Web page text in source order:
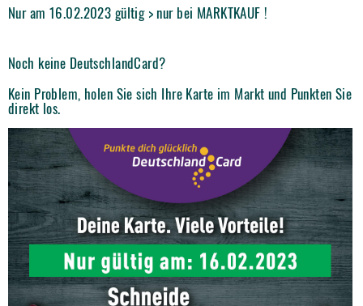
Nur am 16.02.2023 gültig > nur bei MARKTKAUF !
Noch keine DeutschlandCard?
Kein Problem, holen Sie sich Ihre Karte im Markt und Punkten Sie
direkt los.